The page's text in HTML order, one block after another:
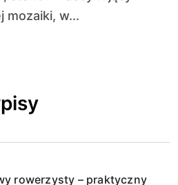
mozaiki, w...
rowerzysty – praktyczny